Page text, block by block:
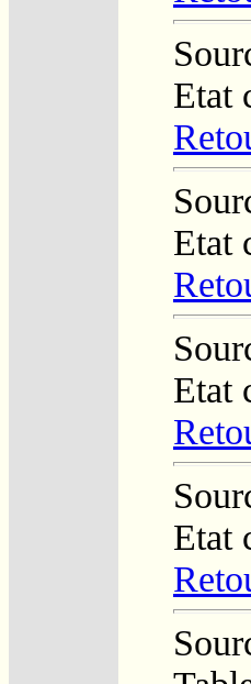
Etat
Etat
Etat
Etat